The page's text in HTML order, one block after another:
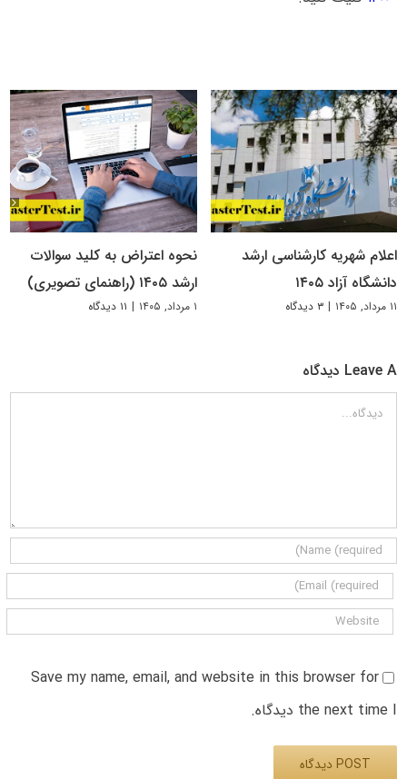
اعلام شهریه کارشناسی ارشد
دانشگاه آزاد ۱۴۰۵
۱۱ مرداد, ۱۴۰۵ | ۳ دیدگاه
نحوه اعتراض به کلید سوالات
ارشد ۱۴۰۵ (راهنمای تصویری)
۱ مرداد, ۱۴۰۵ | ۱۱ دیدگاه
Leave A دیدگاه
دیدگاه
Save my name, email, and website in this browser for
the next time I دیدگاه.